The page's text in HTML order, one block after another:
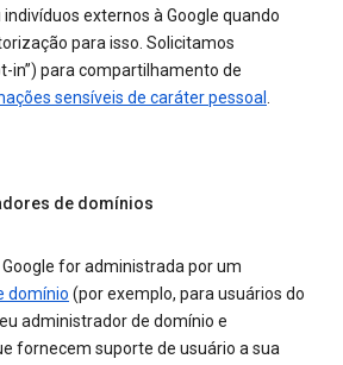
externos à Google quando
para isso. Solicitamos
in”) para compartilhamento de
sensíveis de caráter pessoal.
de domínios
for administrada por um
domínio (por exemplo, para usuários do
administrador de domínio e
fornecem suporte de usuário a sua